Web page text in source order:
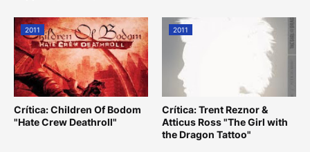
2011
Crítica: Children Of Bodom
"Hate Crew Deathroll"
2011
Crítica: Trent Reznor &
Atticus Ross "The Girl with
the Dragon Tattoo"